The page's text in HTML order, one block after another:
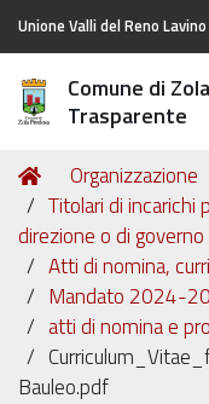
Unione Valli del Reno
Comune di
Trasparente
Tu
sei
qui:
Home
Organizzazione
Titolari di incarichi
direzione o di governo
Atti di nomina,
Mandato 2024-
atti di nomina e
Bauleo.pdf